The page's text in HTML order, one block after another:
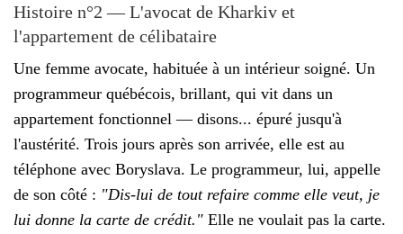
Histoire n°2 — L'avocat de Kharkiv et
l'appartement de célibataire
Une femme avocate, habituée à un intérieur soigné. Un
programmeur québécois, brillant, qui vit dans un
appartement fonctionnel — disons... épuré jusqu'à
l'austérité. Trois jours après son arrivée, elle est au
téléphone avec Boryslava. Le programmeur, lui, appelle
de son côté : "Dis-lui de tout refaire comme elle veut, je
lui donne la carte de crédit." Elle ne voulait pas la carte.